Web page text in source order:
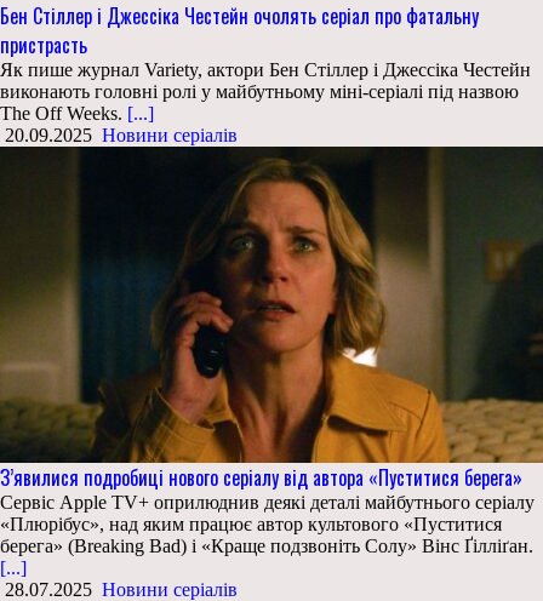
Бен Стіллер і Джессіка Честейн очолять серіал про фатальну
пристрасть
Як пише журнал Variety, актори Бен Стіллер і Джессіка Честейн
виконають головні ролі у майбутньому міні-серіалі під назвою
The Off Weeks. [...]
20.09.2025 Новини серіалів
З’явилися подробиці нового серіалу від автора «Пуститися берега»
Сервіс Apple TV+ оприлюднив деякі деталі майбутнього серіалу
«Плюрібус», над яким працює автор культового «Пуститися
берега» (Breaking Bad) і «Краще подзвоніть Солу» Вінс Ґілліґан.
[...]
28.07.2025 Новини серіалів